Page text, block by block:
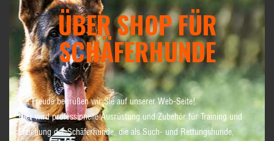
ÜBER SHOP FÜR
SCHÄFERHUNDE
Mit Freude begrüßen wir Sie auf unserer Web-Seite!
Hier wird professionelle Ausrüstung und Zubehör für Training und
Erziehung der Schäferhunde, die als Such- und Rettungshunde,